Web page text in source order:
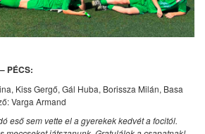
PÉCS:
Kiss Gergő, Gál Huba, Borissza Milán, Basa
Varga Armand
eső sem vette el a gyerekek kedvét a focitól.